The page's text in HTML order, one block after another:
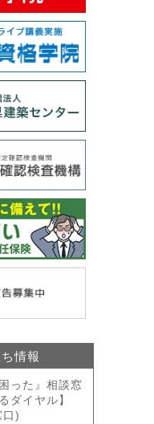
情報
った』相談窓
ダイヤル】
口)